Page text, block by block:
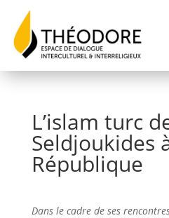
L’islam turc
Seldjoukides
République
Dans le cadre de ses